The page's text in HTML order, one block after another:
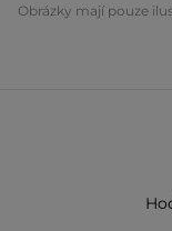
Obrázky mají pouze